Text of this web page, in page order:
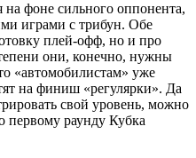
на фоне сильного оппонента,
играми с трибун. Обе
плей-офф, но и про
они, конечно, нужны
«автомобилистам» уже
на финиш «регулярки». Да
свой уровень, можно
первому раунду Кубка